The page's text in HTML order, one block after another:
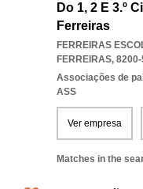
Do 1, 2 E 3.º
Ferreiras
FERREIRAS
FERREIRAS,
Associações de
ASS
Ver empresa
Matches in the